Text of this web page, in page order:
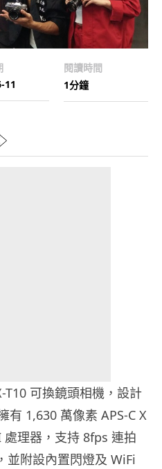
11
閱讀時間
1分鐘
可換鏡頭相機，設計
有 1,630 萬像素 APS-C X
處理器，支持 8fps 連拍
並附設內置閃燈及 WiFi